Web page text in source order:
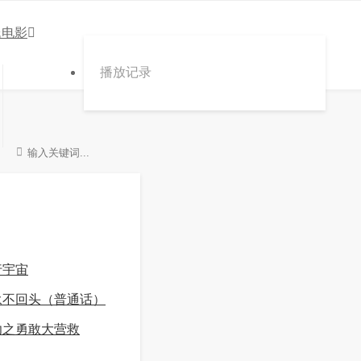
播放记录
影
宙
回头（普通话）
勇敢大营救